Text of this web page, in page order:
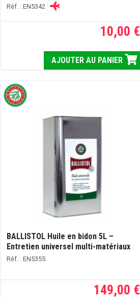
Réf. : EN5342
10,00 €
AJOUTER AU PANIER
BALLISTOL Huile en bidon 5L –
Entretien universel multi-matériaux
Réf. : EN5355
149,00 €